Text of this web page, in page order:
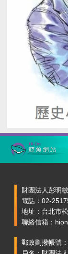
財團法人彭明
電話：02-
地址：台北市
聯絡信箱：
郵政劃撥帳號